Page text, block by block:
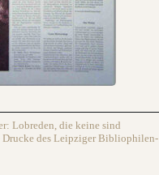
Lobreden, die keine sind
Drucke des Leipziger Bibliophilen-